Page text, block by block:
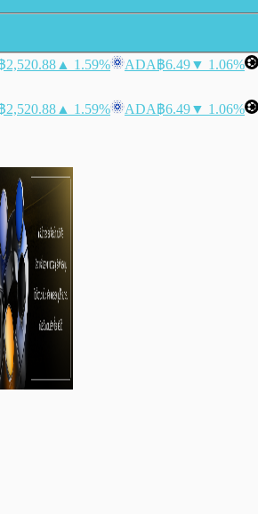
2,520.88 ▲ 1.59% ADA฿6.49▼ 1.06%
2,520.88 ▲ 1.59% ADA฿6.49▼ 1.06%